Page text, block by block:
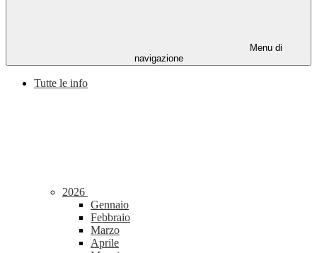
Menu di
navigazione
Tutte le info
2026
Gennaio
Febbraio
Marzo
Aprile